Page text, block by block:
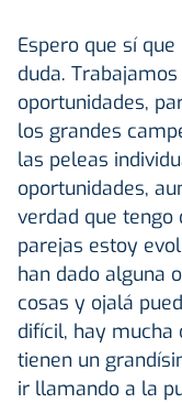
Espero que sí
duda.
oportunidades,
los grandes
las peleas
oportunidades,
verdad que tengo
parejas estoy
han dado alguna
cosas y ojalá
difícil, hay mucha
tienen un
ir llamando a la